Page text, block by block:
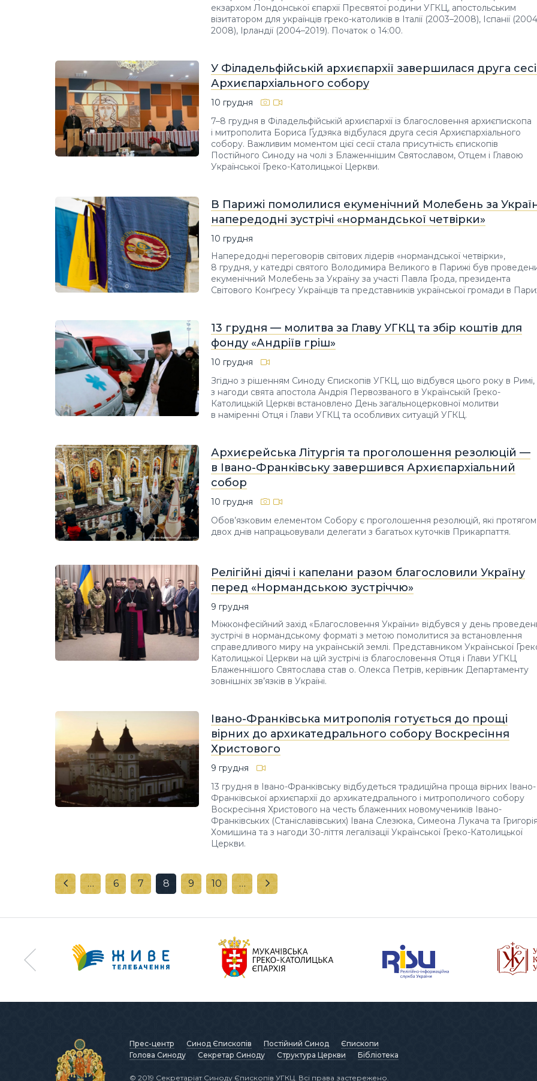
екзархом Лондонської єпархії Пресвятої родини УГКЦ, апостольським
візитатором для українців греко-католиків в Італії (2003–2008), Іспанії
2008), Ірландії (2004–2019). Початок о 14:00.
У Філадельфійській архиєпархії завершилася друга
Архиєпархіального собору
10 грудня
7–8 грудня в Філадельфійській архиєпархії із благословення архиєпископа
і митрополита Бориса Ґудзяка відбулася друга сесія Архиєпархіального
собору. Важливим моментом цієї сесії стала присутність єпископів
Постійного Синоду на чолі з Блаженнішим Святославом, Отцем і Главою
Української Греко-Католицької Церкви.
В Парижі помолилися екуменічний Молебень за
напередодні зустрічі «нормандської четвірки»
10 грудня
Напередодні переговорів світових лідерів «нормандської четвірки»,
8 грудня, у катедрі святого Володимира Великого в Парижі був
екуменічний Молебень за Україну за участі Павла Ґрода, президента
Світового Конґресу Українців та представників української громади в
13 грудня — молитва за Главу УГКЦ та збір коштів для
фонду «Андріїв гріш»
10 грудня
Згідно з рішенням Синоду Єпископів УГКЦ, що відбувся цього року в Римі,
з нагоди свята апостола Андрія Первозваного в Українській Греко-
Католицькій Церкві встановлено День загальноцерковної молитви
в наміренні Отця і Глави УГКЦ та особливих ситуацій УГКЦ.
Архиєрейська Літургія та проголошення резолюцій —
в Івано-Франківську завершився Архиєпархіальний
собор
10 грудня
Обов’язковим елементом Собору є проголошення резолюцій, які протягом
двох днів напрацьовували делегати з багатьох куточків Прикарпаття.
Релігійні діячі і капелани разом благословили Україну
перед «Нормандською зустріччю»
9 грудня
Міжконфесійний захід «Благословення України» відбувся у день
зустрічі в нормандському форматі з метою помолитися за встановлення
справедливого миру на українській землі. Представником Української
Католицької Церкви на цій зустрічі із благословення Отця і Глави УГКЦ
Блаженнішого Святослава став о. Олекса Петрів, керівник Департаменту
зовнішніх зв’язків в Україні.
Івано-Франківська митрополія готується до прощі
вірних до архикатедрального собору Воскресіння
Христового
9 грудня
13 грудня в Івано-Франківську відбудеться традиційна проща вірних Івано-
Франківської архиєпархії до архикатедрального і митрополичого собору
Воскресіння Христового на честь блаженних новомучеників Івано-
Франківських (Станіславівських) Івана Слезюка, Симеона Лукача та
Хомишина та з нагоди 30-ліття легалізації Української Греко-Католицької
Церкви.
… 6 7 8 9 10 …
Прес-центр Синод Єпископів Постійний Синод
Єпископи
Голова Синоду
Секретар Синоду Структура Церкви Бібліотека
© 2019 Секретаріат Синоду Єпископів УГКЦ. Всі права застережено.